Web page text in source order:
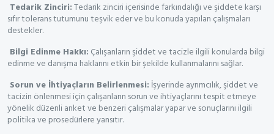
Tedarik Zinciri:Tedarik zinciri içerisinde farkındalığı ve şiddete karşı
sıfır tolerans tutumunu teşvik eder ve bu konuda yapılan çalışmaları
destekler.
Bilgi Edinme Hakkı: Çalışanların şiddet ve tacizle ilgili konularda bilgi
edinme ve danışma haklarını etkin bir şekilde kullanmalarını sağlar.
Sorun ve İhtiyaçların Belirlenmesi: İşyerinde ayrımcılık, şiddet ve
tacizin önlenmesi için çalışanların sorun ve ihtiyaçlarını tespit etmeye
yönelik düzenli anket ve benzeri çalışmalar yapar ve sonuçlarını ilgili
politika ve prosedürlere yansıtır.